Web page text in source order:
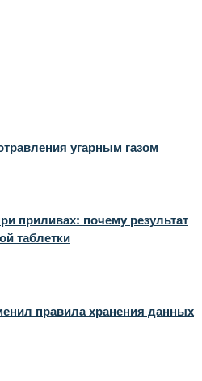
угарным газом
приливах: почему результат
таблетки
правила хранения данных